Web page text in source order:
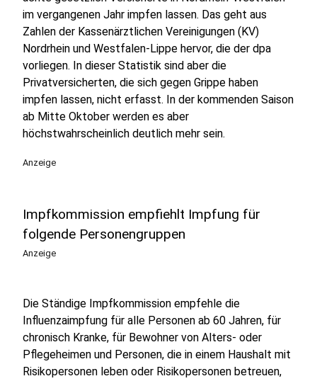
im vergangenen Jahr impfen lassen. Das geht aus
Zahlen der Kassenärztlichen Vereinigungen (KV)
Nordrhein und Westfalen-Lippe hervor, die der dpa
vorliegen. In dieser Statistik sind aber die
Privatversicherten, die sich gegen Grippe haben
impfen lassen, nicht erfasst. In der kommenden Saison
ab Mitte Oktober werden es aber
höchstwahrscheinlich deutlich mehr sein.
Anzeige
Impfkommission empfiehlt Impfung für
folgende Personengruppen
Anzeige
Die Ständige Impfkommission empfehle die
Influenzaimpfung für alle Personen ab 60 Jahren, für
chronisch Kranke, für Bewohner von Alters- oder
Pflegeheimen und Personen, die in einem Haushalt mit
Risikopersonen leben oder Risikopersonen betreuen,